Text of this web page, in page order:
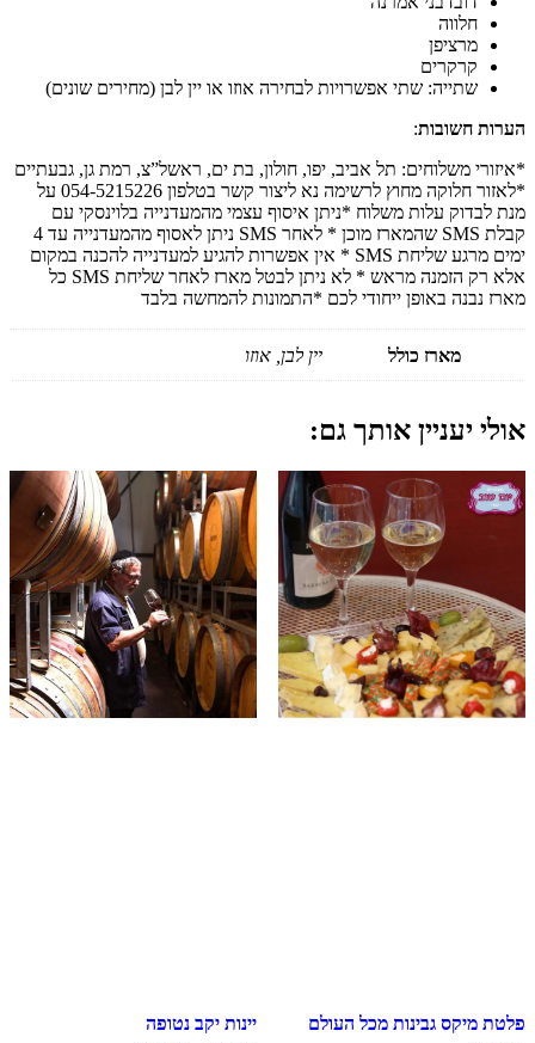
חלווה
מרציפן
קרקרים
שתייה: שתי אפשרויות לבחירה אוזו או יין לבן (מחירים שונים)
הערות חשובות:
*איזורי משלוחים: תל אביב, יפו, חולון, בת ים, ראשל”צ, רמת גן, גבעתיים
*לאזור חלוקה מחוץ לרשימה נא ליצור קשר בטלפון 054-5215226 על
מנת לבדוק עלות משלוח *ניתן איסוף עצמי מהמעדנייה בלוינסקי עם
קבלת SMS שהמארז מוכן * לאחר SMS ניתן לאסוף מהמעדנייה עד 4
ימים מרגע שליחת SMS * אין אפשרות להגיע למעדנייה להכנה במקום
אלא רק הזמנה מראש * לא ניתן לבטל מארז לאחר שליחת SMS כל
מארז נבנה באופן ייחודי לכם *התמונות להמחשה בלבד
מארז כולל יין לבן, אוזו
אולי יעניין אותך גם:
פלטת מיקס גבינות מכל העולם יינות יקב נטופה